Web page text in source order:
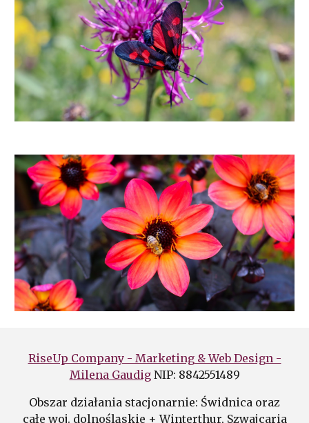
RiseUp Company - Marketing & Web Design -
Milena Gaudig NIP: 8842551489
Obszar działania stacjonarnie: Świdnica oraz
całe woj. dolnośląskie + Winterthur, Szwajcaria